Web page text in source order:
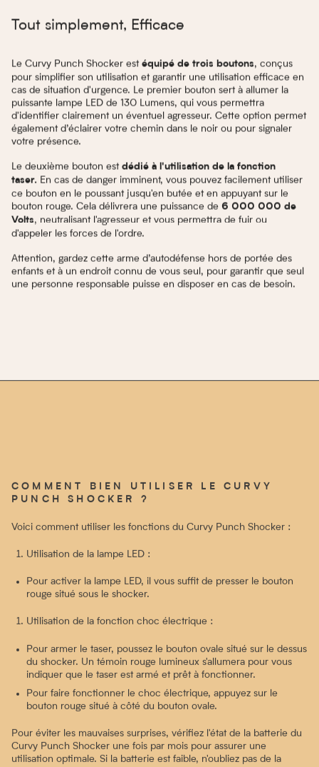
Tout simplement, Efficace
Le Curvy Punch Shocker est équipé de trois boutons, conçus
pour simplifier son utilisation et garantir une utilisation efficace en
cas de situation d'urgence. Le premier bouton sert à allumer la
puissante lampe LED de 130 Lumens, qui vous permettra
d'identifier clairement un éventuel agresseur. Cette option permet
également d’éclairer votre chemin dans le noir ou pour signaler
votre présence.
Le deuxième bouton est dédié à l'utilisation de la fonction
taser. En cas de danger imminent, vous pouvez facilement utiliser
ce bouton en le poussant jusqu'en butée et en appuyant sur le
bouton rouge. Cela délivrera une puissance de 6 000 000 de
Volts, neutralisant l'agresseur et vous permettra de fuir ou
d'appeler les forces de l'ordre.
Attention, gardez cette arme d’autodéfense hors de portée des
enfants et à un endroit connu de vous seul, pour garantir que seul
une personne responsable puisse en disposer en cas de besoin.
COMMENT BIEN UTILISER LE CURVY
PUNCH SHOCKER ?
Voici comment utiliser les fonctions du Curvy Punch Shocker :
Utilisation de la lampe LED :
Pour activer la lampe LED, il vous suffit de presser le bouton
rouge situé sous le shocker.
Utilisation de la fonction choc électrique :
Pour armer le taser, poussez le bouton ovale situé sur le dessus
du shocker. Un témoin rouge lumineux s'allumera pour vous
indiquer que le taser est armé et prêt à fonctionner.
Pour faire fonctionner le choc électrique, appuyez sur le
bouton rouge situé à côté du bouton ovale.
Pour éviter les mauvaises surprises, vérifiez l'état de la batterie du
Curvy Punch Shocker une fois par mois pour assurer une
utilisation optimale. Si la batterie est faible, n'oubliez pas de la